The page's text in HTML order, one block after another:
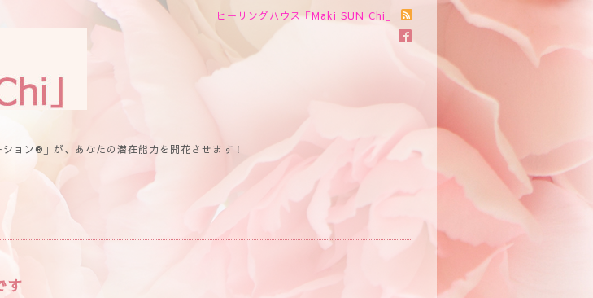
ヒーリングハウス「Maki SUN Chi」
ョン®」が、あなたの潜在能力を開花させます！
す